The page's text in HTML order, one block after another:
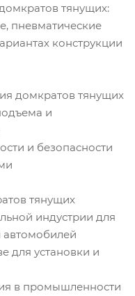
тянущих:
пневматические
конструкции
домкратов тянущих
и
и безопасности
тянущих
индустрии для
автомобилей
для установки и
в промышленности